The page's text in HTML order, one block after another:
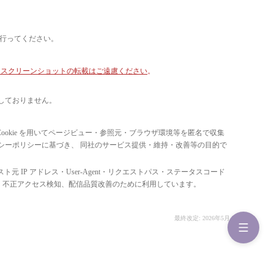
ってください。
クリーンショットの転載はご遠慮ください。
おりません。
を用いてページビュー・参照元・ブラウザ環境等を匿名で収集
ポリシーに基づき、 同社のサービス提供・維持・改善等の目的で
元 IP アドレス・User-Agent・リクエストパス・ステータスコード
正アクセス検知、配信品質改善のために利用しています。
最終改定: 2026年5月